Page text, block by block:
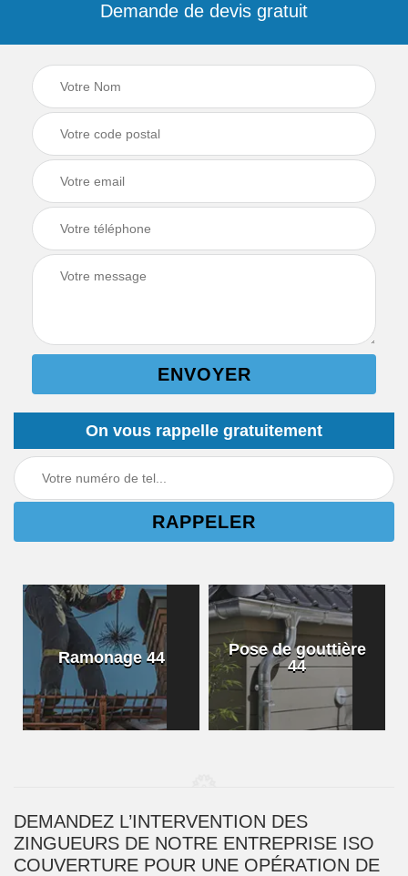
Demande de devis gratuit
On vous rappelle gratuitement
Ramonage 44
Pose de gouttière
44
DEMANDEZ L’INTERVENTION DES
ZINGUEURS DE NOTRE ENTREPRISE ISO
COUVERTURE POUR UNE OPÉRATION DE